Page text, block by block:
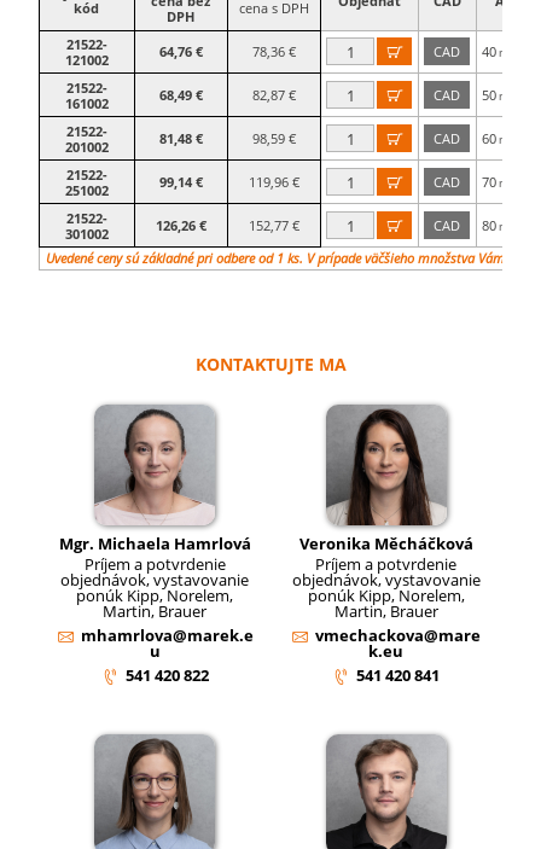
kód
DPH
cena s DPH
21522-
121002
64,76 € 78,36 €  CAD 40mm
21522-
161002
68,49 € 82,87 €  CAD 50mm
21522-
201002
81,48 € 98,59 €  CAD 60mm
21522-
251002
99,14 € 119,96 €  CAD 70mm
21522-
301002
126,26 € 152,77 €  CAD 80mm
Uvedené ceny sú základné pri odbere od 1 ks. V prípade väčšieho množstva Vám
KONTAKTUJTE MA
Mgr. Michaela Hamrlová
Príjem a potvrdenie
objednávok, vystavovanie
ponúk Kipp, Norelem,
Martin, Brauer
mhamrlova@marek.e
u
541 420 822
Veronika Měcháčková
Príjem a potvrdenie
objednávok, vystavovanie
ponúk Kipp, Norelem,
Martin, Brauer
vmechackova@mare
k.eu
541 420 841